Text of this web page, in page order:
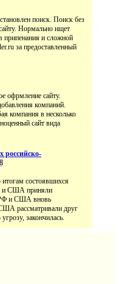
поиск. Поиск без
Нормально ищет
припенания и сложной
за предоставленный
офрмление сайту.
компаний.
компания в несколько
сайт вида
российско-
состоявшихся
и США приняли
РФ и США вновь
рассматривали друг
закончилась.